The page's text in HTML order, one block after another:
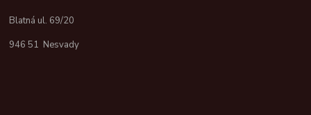
Blatná ul. 69/20
946 51 Nesvady